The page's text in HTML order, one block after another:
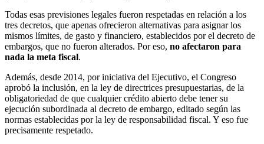
Todas esas previsiones legales fueron respetadas en relación a los
tres decretos, que apenas ofrecieron alternativas para asignar los
mismos límites, de gasto y financiero, establecidos por el decreto de
embargos, que no fueron alterados. Por eso, no afectaron para
nada la meta fiscal.
Además, desde 2014, por iniciativa del Ejecutivo, el Congreso
aprobó la inclusión, en la ley de directrices presupuestarias, de la
obligatoriedad de que cualquier crédito abierto debe tener su
ejecución subordinada al decreto de embargo, editado según las
normas establecidas por la ley de responsabilidad fiscal. Y eso fue
precisamente respetado.